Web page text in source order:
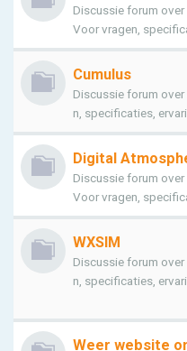
Discussie forum
Voor vragen,
Cumulus
Discussie forum
n, specificaties,
Digital
Discussie forum
Voor vragen,
WXSIM
Discussie forum
n, specificaties,
Weer website